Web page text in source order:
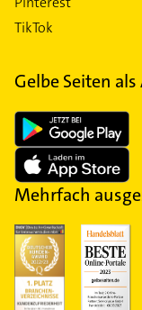
TikTok
Gelbe Seiten als
Mehrfach